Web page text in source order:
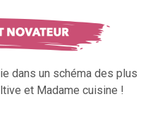
dans un schéma des plus
et Madame cuisine !